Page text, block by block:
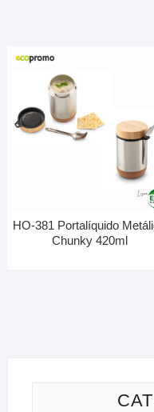
HO-381 Portalíquido
Chunky 420ml